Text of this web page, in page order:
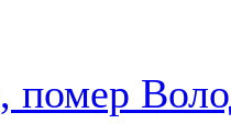
помер